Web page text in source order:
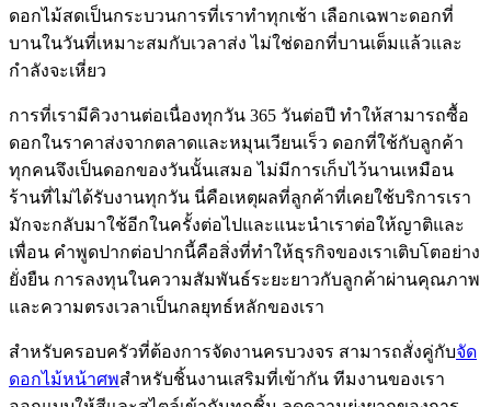
ดอกไม้สดเป็นกระบวนการที่เราทำทุกเช้า เลือกเฉพาะดอกที่
บานในวันที่เหมาะสมกับเวลาส่ง ไม่ใช่ดอกที่บานเต็มแล้วและ
กำลังจะเหี่ยว
การที่เรามีคิวงานต่อเนื่องทุกวัน 365 วันต่อปี ทำให้สามารถซื้อ
ดอกในราคาส่งจากตลาดและหมุนเวียนเร็ว ดอกที่ใช้กับลูกค้า
ทุกคนจึงเป็นดอกของวันนั้นเสมอ ไม่มีการเก็บไว้นานเหมือน
ร้านที่ไม่ได้รับงานทุกวัน นี่คือเหตุผลที่ลูกค้าที่เคยใช้บริการเรา
มักจะกลับมาใช้อีกในครั้งต่อไปและแนะนำเราต่อให้ญาติและ
เพื่อน คำพูดปากต่อปากนี้คือสิ่งที่ทำให้ธุรกิจของเราเติบโตอย่าง
ยั่งยืน การลงทุนในความสัมพันธ์ระยะยาวกับลูกค้าผ่านคุณภาพ
และความตรงเวลาเป็นกลยุทธ์หลักของเรา
สำหรับครอบครัวที่ต้องการจัดงานครบวงจร สามารถสั่งคู่กับจัด
ดอกไม้หน้าศพสำหรับชิ้นงานเสริมที่เข้ากัน ทีมงานของเรา